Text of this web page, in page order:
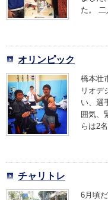
た。
オリンピック
橋本壮
リオデ
い、選
囲気、
らは2
チャリトレ
6月頃